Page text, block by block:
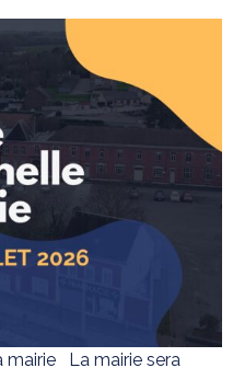
mairie La mairie sera